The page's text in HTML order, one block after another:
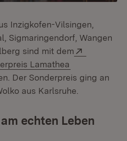
Inzigkofen-Vilsingen,
Sigmaringendorf, Wangen
sind mit dem
Lamathea
Der Sonderpreis ging an
aus Karlsruhe.
echten Leben